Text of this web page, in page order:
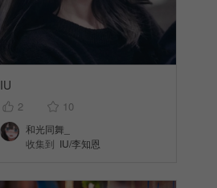
IU
2 10
和光同舞_
收集到 IU/李知恩